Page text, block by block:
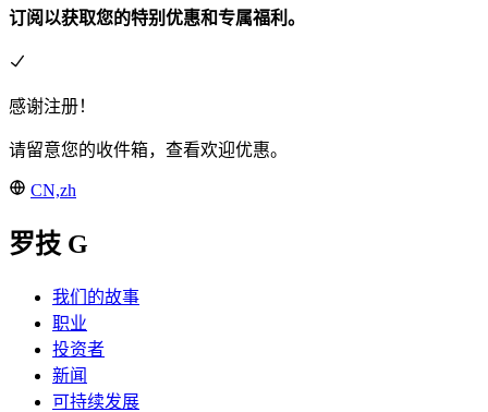
订阅以获取您的特别优惠和专属福利。
感谢注册！
请留意您的收件箱，查看欢迎优惠。
CN,zh
罗技 G
我们的故事
职业
投资者
新闻
可持续发展